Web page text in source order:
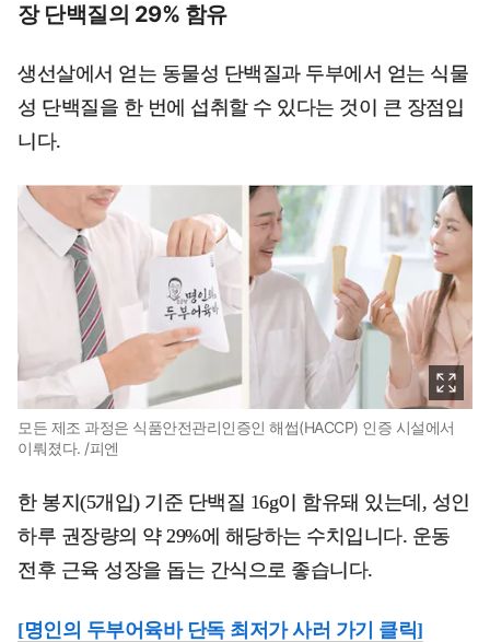
장 단백질의 29% 함유
생선살에서 얻는 동물성 단백질과 두부에서 얻는 식물
성 단백질을 한 번에 섭취할 수 있다는 것이 큰 장점입
니다.
모든 제조 과정은 식품안전관리인증인 해썹(HACCP) 인증 시설에서
이뤄졌다. /피엔
한 봉지(5개입) 기준 단백질 16g이 함유돼 있는데, 성인
하루 권장량의 약 29%에 해당하는 수치입니다. 운동
전후 근육 성장을 돕는 간식으로 좋습니다.
[명인의 두부어육바 단독 최저가 사러 가기 클릭]